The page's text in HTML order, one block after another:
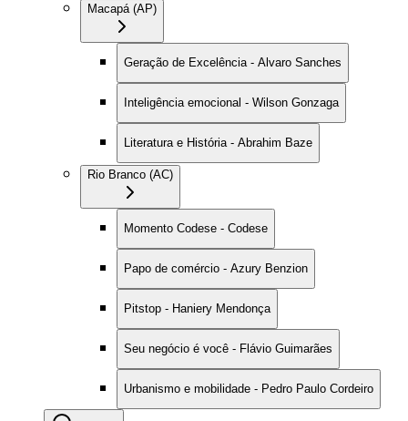
Macapá (AP)
Geração de Excelência - Alvaro Sanches
Inteligência emocional - Wilson Gonzaga
Literatura e História - Abrahim Baze
Rio Branco (AC)
Momento Codese - Codese
Papo de comércio - Azury Benzion
Pitstop - Haniery Mendonça
Seu negócio é você - Flávio Guimarães
Urbanismo e mobilidade - Pedro Paulo Cordeiro